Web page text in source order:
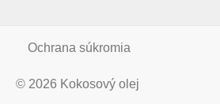
Ochrana súkromia
© 2026 Kokosový olej